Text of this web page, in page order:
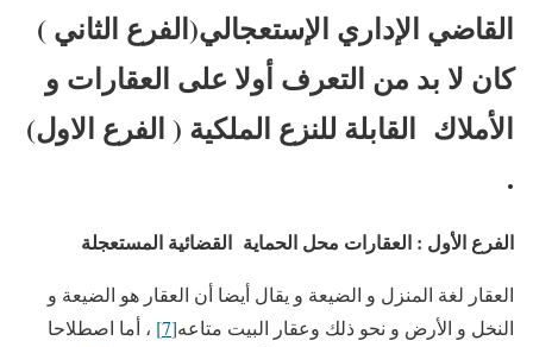
القاضي الإداري الإستعجالي(الفرع الثاني )
كان لا بد من التعرف أولا على العقارات و
الأملاك القابلة للنزع الملكية ( الفرع الاول)
.
الفرع الأول : العقارات محل الحماية القضائية المستعجلة
العقار لغة المنزل و الضيعة و يقال أيضا أن العقار هو الضيعة و
النخل و الأرض و نحو ذلك وعقار البيت متاعه[7]
، أما اصطلاحا